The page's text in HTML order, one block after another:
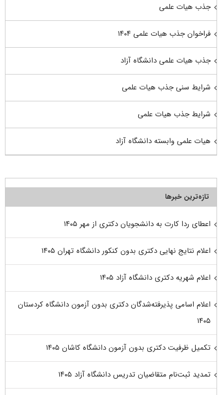
جذب هیات علمی
فراخوان جذب هیات علمی ۱۴۰۴
جذب هیات علمی دانشگاه آزاد
شرایط سنی جذب هیات علمی
شرایط جذب هیات علمی
هیات علمی وابسته دانشگاه آزاد
تازه‌ترین خبرها
اعطای ردا کارت به دانشجویان دکتری از مهر ۱۴۰۵
اعلام نتایج نهایی دکتری بدون کنکور دانشگاه تهران ۱۴۰۵
اعلام شهریه دکتری دانشگاه آزاد ۱۴۰۵
اعلام اسامی پذیرفته‌شدگان دکتری بدون آزمون دانشگاه کردستان
۱۴۰۵
تکمیل ظرفیت دکتری بدون آزمون دانشگاه کاشان ۱۴۰۵
تمدید ثبت‌نام متقاضیان تدریس دانشگاه آزاد ۱۴۰۵